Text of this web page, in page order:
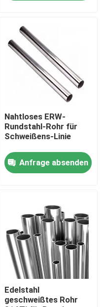
Nahtloses ERW-
Rundstahl-Rohr für
Schweißens-Linie
Anfrage absenden
Edelstahl
geschweißtes Rohr